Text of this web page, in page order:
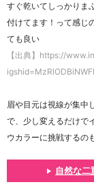
すぐ乾いてしっかりま
付けてます！って感じ
ても良い
【出典】https://
眉や目元は視線が集中
で、少し変えるだけで
ウカラーに挑戦するの
自然な二